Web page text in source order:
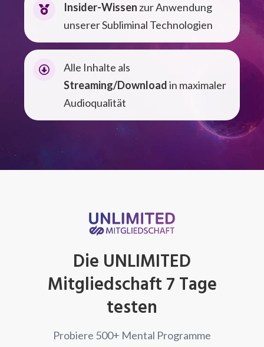
Insider-Wissen zur Anwendung
unserer Subliminal Technologien
Alle Inhalte als
Streaming/Downloadin maximaler
Audioqualität
Die UNLIMITED
Mitgliedschaft 7 Tage
testen
Probiere 500+ Mental Programme